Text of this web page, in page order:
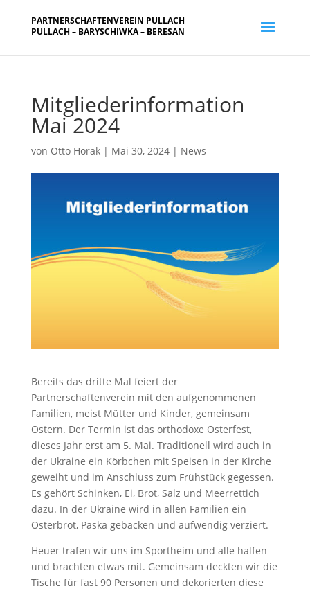
PARTNERSCHAFTENVEREIN PULLACH
PULLACH – BARYSCHIWKA – BERESAN
Mitgliederinformation
Mai 2024
von Otto Horak| Mai 30, 2024| News
Bereits das dritte Mal feiert der
Partnerschaftenverein mit den aufgenommenen
Familien, meist Mütter und Kinder, gemeinsam
Ostern. Der Termin ist das orthodoxe Osterfest,
dieses Jahr erst am 5. Mai. Traditionell wird auch in
der Ukraine ein Körbchen mit Speisen in der Kirche
geweiht und im Anschluss zum Frühstück gegessen.
Es gehört Schinken, Ei, Brot, Salz und Meerrettich
dazu. In der Ukraine wird in allen Familien ein
Osterbrot, Paska gebacken und aufwendig verziert.
Heuer trafen wir uns im Sportheim und alle halfen
und brachten etwas mit. Gemeinsam deckten wir die
Tische für fast 90 Personen und dekorierten diese